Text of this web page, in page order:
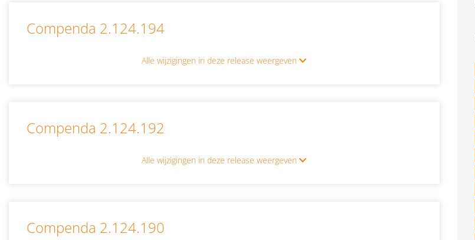
Compenda 2.124.194
Alle wijzigingen in deze release weergeven
Compenda 2.124.192
Alle wijzigingen in deze release weergeven
Compenda 2.124.190